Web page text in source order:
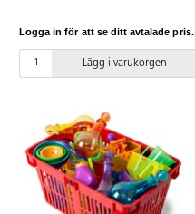
Logga in för att se ditt avtalade pris.
Lägg i varukorgen